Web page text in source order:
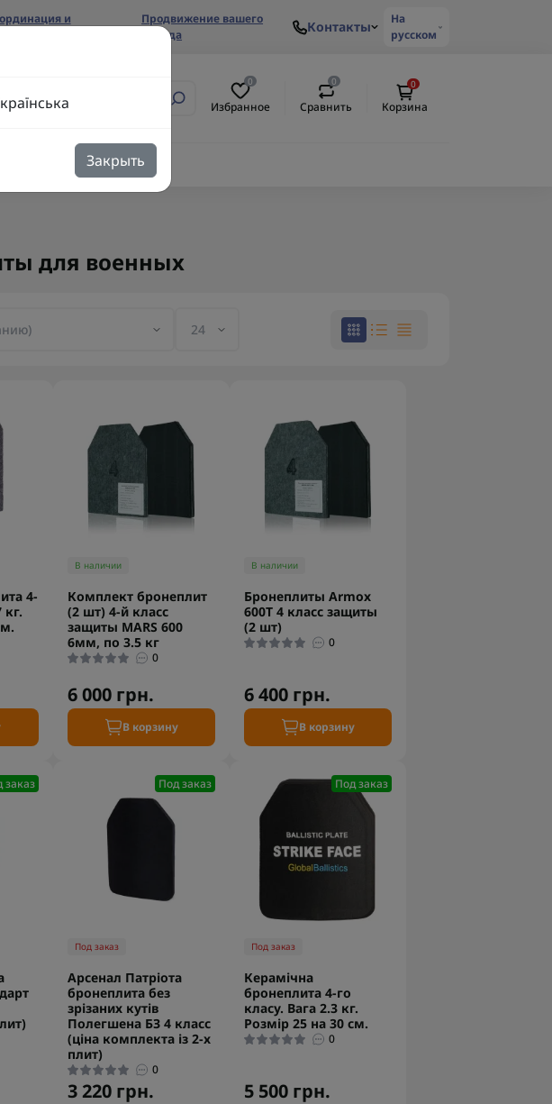
и
Продвижение вашего
бренда
Контакты
На
русском
0
Избранное
0
Сравнить
0
Корзина
Закрыть
для военных
4-
кг.
В наличии
Комплект бронеплит
(2 шт) 4-й класс
защиты MARS 600
6мм, по 3.5 кг
0
6 000 грн.
В корзину
В наличии
Бронеплиты Armox
600T 4 класс защиты
(2 шт)
0
6 400 грн.
В корзину
заказ Под заказ
Под заказ
Арсенал Патріота
бронеплита без
зрізаних кутів
Полегшена БЗ 4 класс
(ціна комплекта із 2-х
плит)
0
3 220 грн.
Под заказ
Под заказ
Керамічна
бронеплита 4-го
класу. Вага 2.3 кг.
Розмір 25 на 30 см.
0
5 500 грн.